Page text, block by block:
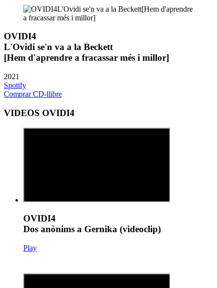
OVIDI4
L'Ovidi se'n va a la Beckett
[Hem d'aprendre a fracassar més i millor]
2021
Spotify
Comprar CD-llibre
VIDEOS OVIDI4
OVIDI4
Dos anònims a Gernika (videoclip)
Play